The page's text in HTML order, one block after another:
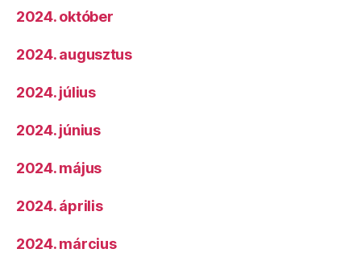
2024. október
2024. augusztus
2024. július
2024. június
2024. május
2024. április
2024. március